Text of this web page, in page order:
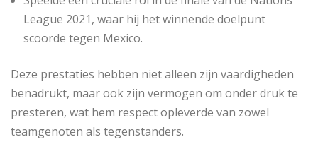
League 2021, waar hij het winnende doelpunt
scoorde tegen Mexico.
Deze prestaties hebben niet alleen zijn vaardigheden
benadrukt, maar ook zijn vermogen om onder druk te
presteren, wat hem respect opleverde van zowel
teamgenoten als tegenstanders.